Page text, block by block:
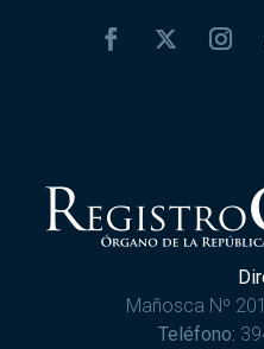
Mañosca Nº
Teléfono: